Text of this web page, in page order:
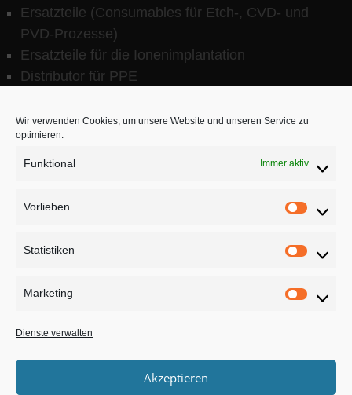
Wir verwenden Cookies, um unsere Website und unseren Service zu
optimieren.
Funktional Immer aktiv
Vorlieben
Statistiken
Marketing
Dienste verwalten
Akzeptieren
Ersatzteile (Consumables für Etch-, CVD- und
PVD-Prozesse)
Ersatzteile für die Ionenimplantation
Distributor für PPE
Kontakt
CE-MAT GmbH
63589 Linsengericht
Phone: +49 6051 – 977 3920
Email: info(at)ce-mat.com